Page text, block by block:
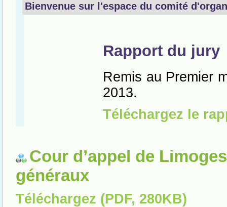
Cour d’appel de
généraux
Téléchargez (PDF, 280KB)